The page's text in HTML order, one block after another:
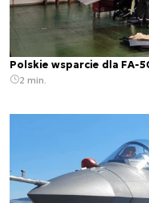
Polskie wsparcie dla FA-
2 min.